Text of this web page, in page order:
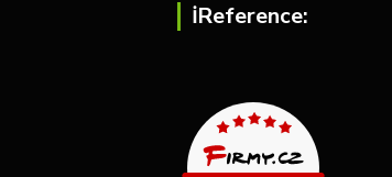
ℹ︎Reference: